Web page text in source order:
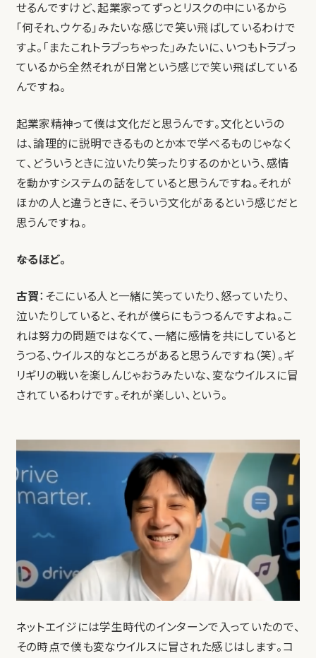
せるんですけど、起業家ってずっとリスクの中にいるから
「何それ、ウケる」みたいな感じで笑い飛ばしているわけで
すよ。「またこれトラブっちゃった」みたいに、いつもトラブっ
ているから全然それが日常という感じで笑い飛ばしている
んですね。
起業家精神って僕は文化だと思うんです。文化というの
は、論理的に説明できるものとか本で学べるものじゃなく
て、どういうときに泣いたり笑ったりするのかという、感情
を動かすシステムの話をしていると思うんですね。それが
ほかの人と違うときに、そういう文化があるという感じだと
思うんですね。
――なるほど。
古賀：そこにいる人と一緒に笑っていたり、怒っていたり、
泣いたりしていると、それが僕らにもうつるんですよね。こ
れは努力の問題ではなくて、一緒に感情を共にしていると
うつる、ウイルス的なところがあると思うんですね（笑）。ギ
リギリの戦いを楽しんじゃおうみたいな、変なウイルスに冒
されているわけです。それが楽しい、という。
ネットエイジには学生時代のインターンで入っていたので、
その時点で僕も変なウイルスに冒された感じはします。コ